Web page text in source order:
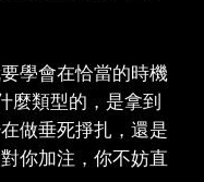
學會在恰當的時機
類型的，是拿到
做垂死掙扎，還是
你加注，你不妨直